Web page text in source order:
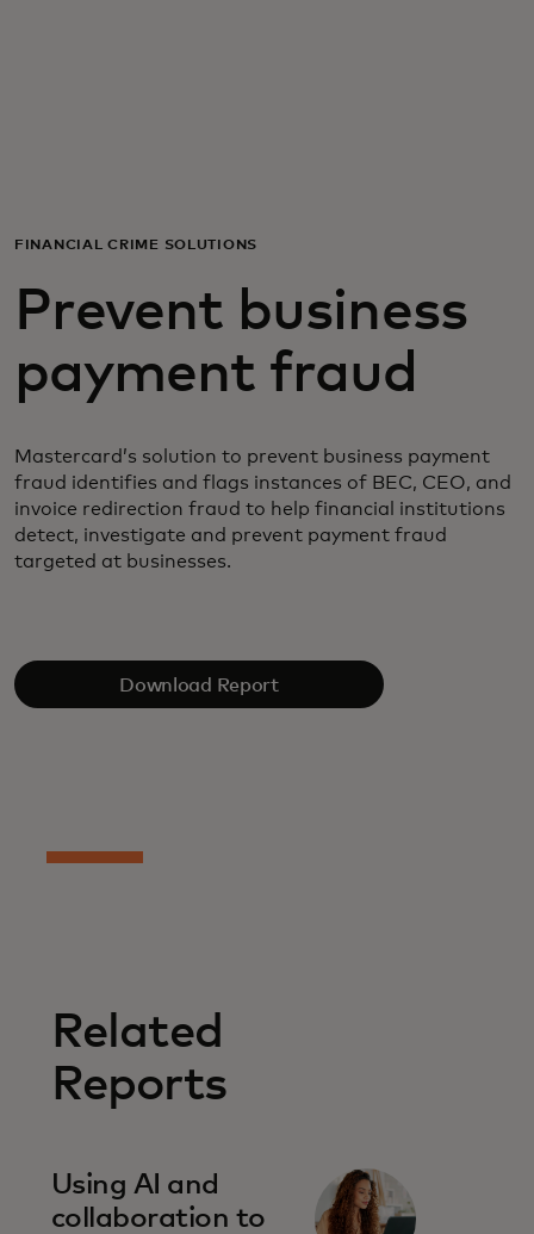
Noticias y tendencias
FINANCIAL CRIME SOLUTIONS
Prevent business
payment fraud
Mastercard’s solution to prevent business payment
fraud identifies and flags instances of BEC, CEO, and
invoice redirection fraud to help financial institutions
detect, investigate and prevent payment fraud
targeted at businesses.
Download Report
Related
Reports
Using AI and
collaboration to